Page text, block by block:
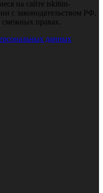
на сайте iskitim-
с законодательством РФ,
смежных правах.
данных